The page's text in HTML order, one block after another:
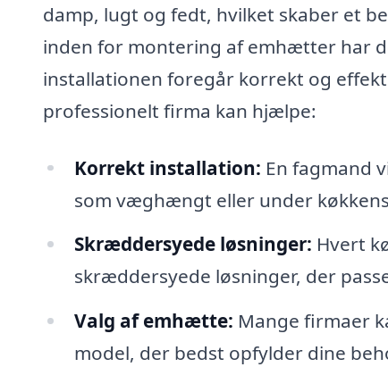
damp, lugt og fedt, hvilket skaber et
inden for montering af emhætter har
installationen foregår korrekt og
professionelt firma kan hjælpe:
Korrekt installation: En fagmand
som væghængt eller under
Skræddersyede løsninger: Hvert
skræddersyede løsninger, der
Valg af emhætte: Mange firmaer
model, der bedst opfylder dine